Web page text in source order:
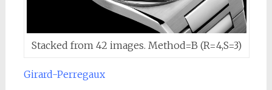
Stacked from 42 images. Method=B (R=4,S=3)
Girard-Perregaux